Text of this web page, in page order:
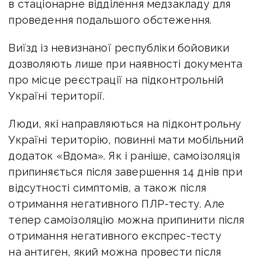
в стаціонарне відділення медзакладу для
проведення подальшого обстеження.
Виїзд із невизнаної республіки бойовики
дозволяють лише при наявності документа
про місце реєстрації на підконтрольній
Україні території.
Люди, які направляються на підконтрольну
Україні територію, повинні мати мобільний
додаток «Вдома». Як і раніше, самоізоляція
припиняється після завершення 14 днів при
відсутності симптомів, а також після
отримання негативного ПЛР-тесту. Але
тепер самоізоляцію можна припинити після
отримання негативного експрес-тесту
на антиген, який можна провести після